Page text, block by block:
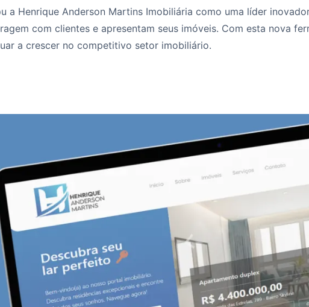
a Henrique Anderson Martins Imobiliária como uma líder
com clientes e apresentam seus imóveis. Com esta nova
a crescer no competitivo setor imobiliário.